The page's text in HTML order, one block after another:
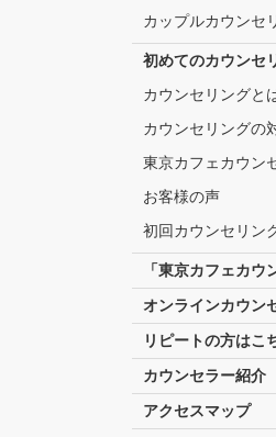
カップルカウンセ
初めてのカウンセ
カウンセリングと
カウンセリングの
東京カフェカウン
お客様の声
初回カウンセリン
「東京カフェカ
オンラインカウン
リピートの方はこ
カウンセラー紹介
アクセスマップ